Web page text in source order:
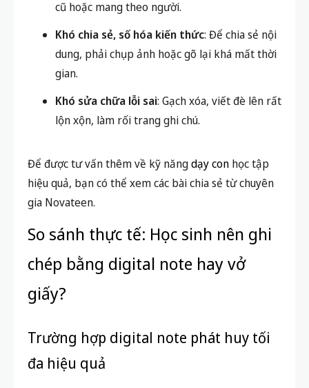
hoặc hỏng do va đập, ẩm ướt, cháy nổ…
chồng chất, thiếu tiện lợi khi tìm kiếm lại bài
cũ hoặc mang theo người.
Khó chia sẻ, số hóa kiến thức
dung, phải chụp ảnh hoặc gõ lại khá mất thời
gian.
Khó sửa chữa lỗi sai : Gạch xóa, viết đè lên rất
lộn xộn, làm rối trang ghi chú.
Để được tư vấn thêm về kỹ năng dạy conhọc tập
hiệu quả, bạn có thể xem các bài chia sẻ từ chuyên
gia Novateen.